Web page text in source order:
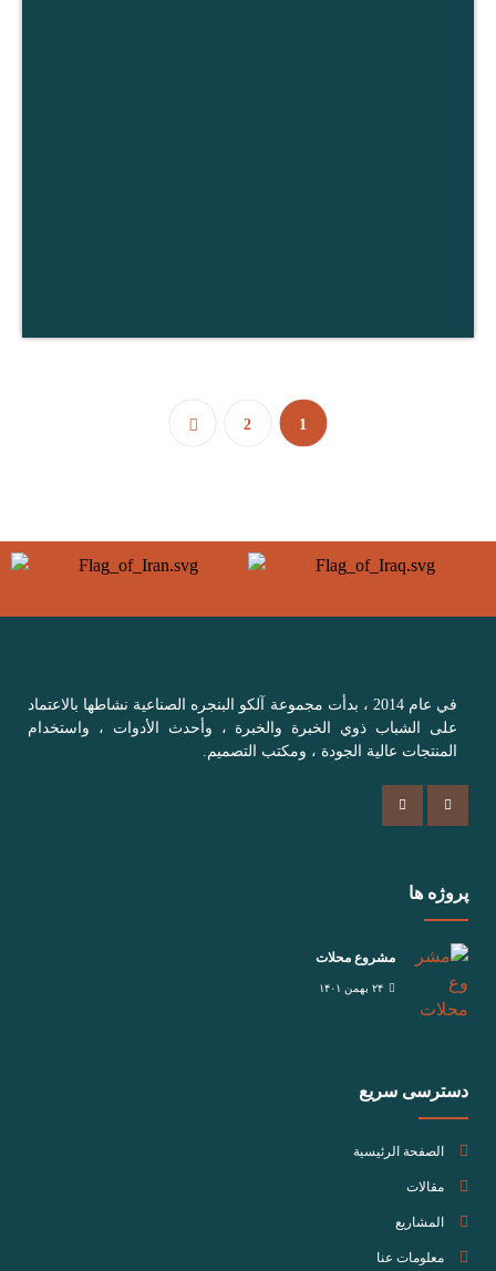
1
2
في عام 2014 ، بدأت مجموعة آلکو البنجره الصناعية نشاطها بالاعتماد
على الشباب ذوي الخبرة والخبرة ، وأحدث الأدوات ، واستخدام
المنتجات عالية الجودة ، ومكتب التصميم.
پروژه ها
مشروع محلات
۲۴ بهمن ۱۴۰۱
دسترسی سریع
الصفحة الرئيسية
مقالات
المشاريع
معلومات عنا